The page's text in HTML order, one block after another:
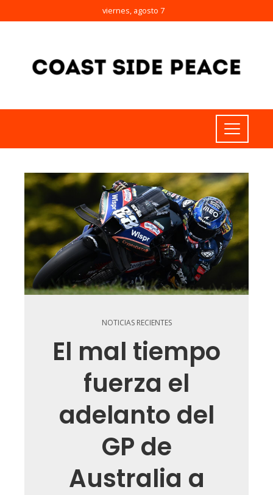
viernes, agosto 7
NOTICIAS RECIENTES
El mal tiempo
fuerza el
adelanto del
GP de
Australia a